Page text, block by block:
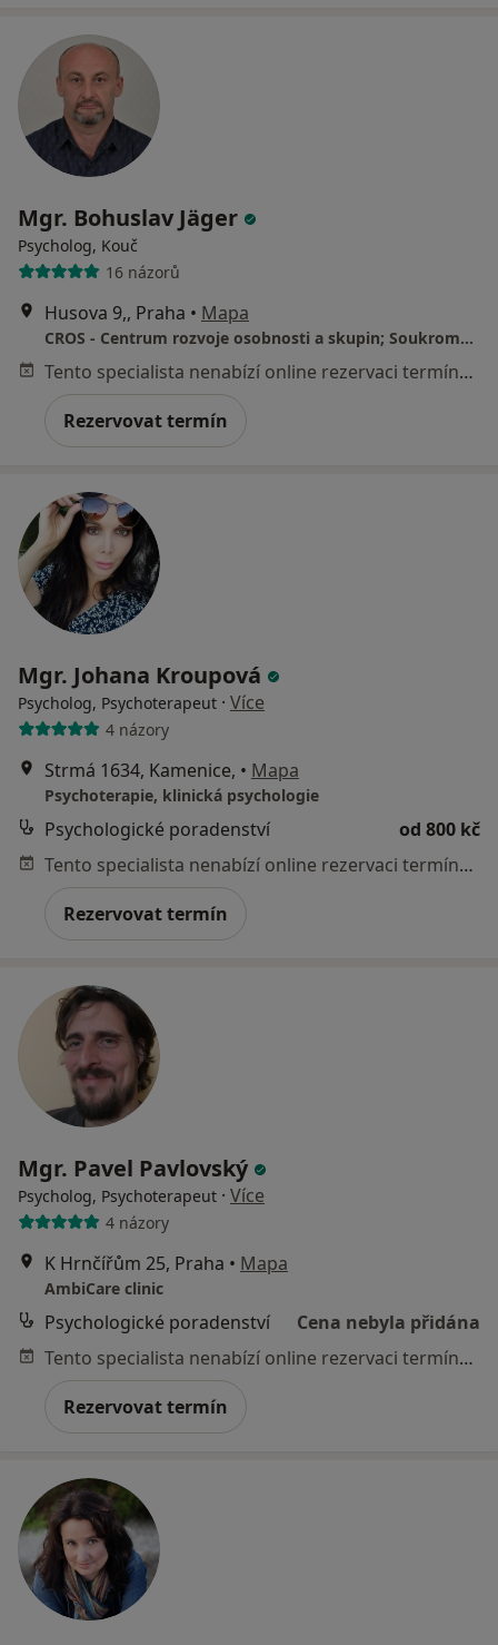
Mgr. Bohuslav Jäger
Psycholog, Kouč
16 názorů
Husova 9,, Praha • Mapa
CROS - Centrum rozvoje osobnosti a skupin; Soukromá psychologická, terapetická a koučovací praxe
Tento specialista nenabízí online rezervaci termínu na této adrese.
Rezervovat termín
Mgr. Johana Kroupová
Psycholog, Psychoterapeut · Více
4 názory
Strmá 1634, Kamenice, • Mapa
Psychoterapie, klinická psychologie
Psychologické poradenství
od 800 kč
Tento specialista nenabízí online rezervaci termínu na této adrese.
Rezervovat termín
Mgr. Pavel Pavlovský
Psycholog, Psychoterapeut · Více
4 názory
K Hrnčířům 25, Praha • Mapa
AmbiCare clinic
Psychologické poradenství
Cena nebyla přidána
Tento specialista nenabízí online rezervaci termínu na této adrese.
Rezervovat termín